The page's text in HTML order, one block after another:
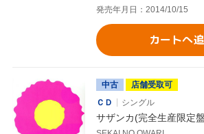
発売年月日：2014/10/15
カートへ
中古
店舗受取可
ＣＤ
シングル
サザンカ(完全生産限定